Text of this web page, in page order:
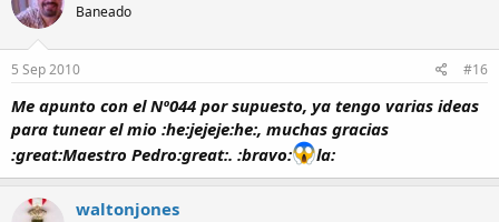
Baneado
5 Sep 2010 #16
Me apunto con el Nº044 por supuesto, ya tengo varias ideas
para tunear el mio :he:jejeje:he:, muchas gracias
:great:Maestro Pedro:great:. :bravo:
la:
waltonjones